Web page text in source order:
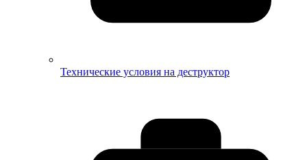
Технические условия на деструктор